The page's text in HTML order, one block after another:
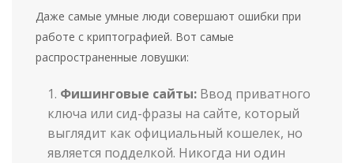
Даже самые умные люди совершают ошибки при
работе с криптографией. Вот самые
распространенные ловушки:
Фишинговые сайты: Ввод приватного
ключа или сид-фразы на сайте, который
выглядит как официальный кошелек, но
является подделкой. Никогда ни один